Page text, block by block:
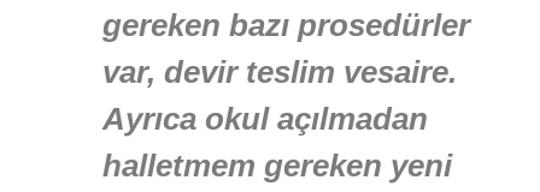
gereken bazı prosedürler
var, devir teslim vesaire.
Ayrıca okul açılmadan
halletmem gereken yeni